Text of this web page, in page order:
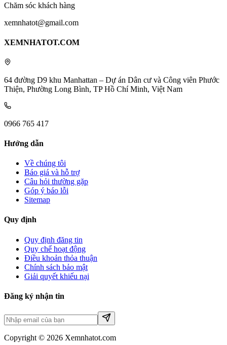
Chăm sóc khách hàng
xemnhatot@gmail.com
XEMNHATOT.COM
64 đường D9 khu Manhattan – Dự án Dân cư và Công viên Phước
Thiện, Phường Long Bình, TP Hồ Chí Minh, Việt Nam
0966 765 417
Hướng dẫn
Về chúng tôi
Báo giá và hỗ trợ
Câu hỏi thường gặp
Góp ý báo lỗi
Sitemap
Quy định
Quy định đăng tin
Quy chế hoạt động
Điều khoản thỏa thuận
Chính sách bảo mật
Giải quyết khiếu nại
Đăng ký nhận tin
Copyright © 2026 Xemnhatot.com